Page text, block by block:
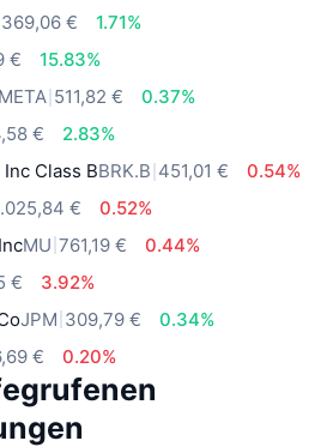
369,06 €
1.71%
€
15.83%
META 511,82 €
0.37%
€
2.83%
Class BBRK.B 451,01 €
0.54%
€
0.52%
MU 761,19 €
0.44%
€
3.92%
JPM 309,79 €
0.34%
€ 0.20%